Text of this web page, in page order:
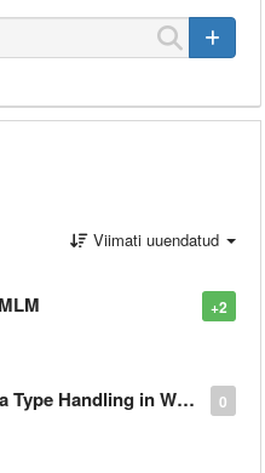
Viimati uuendatud
+2
0
Workflow Output, Breaking PowerApps